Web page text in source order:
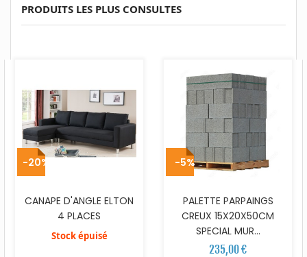
PRODUITS LES PLUS CONSULTES
CANAPE D'ANGLE ELTON
4 PLACES
Stock épuisé
PALETTE PARPAINGS
CREUX 15X20X50CM
SPECIAL MUR...
235,00 €
-20% -5%